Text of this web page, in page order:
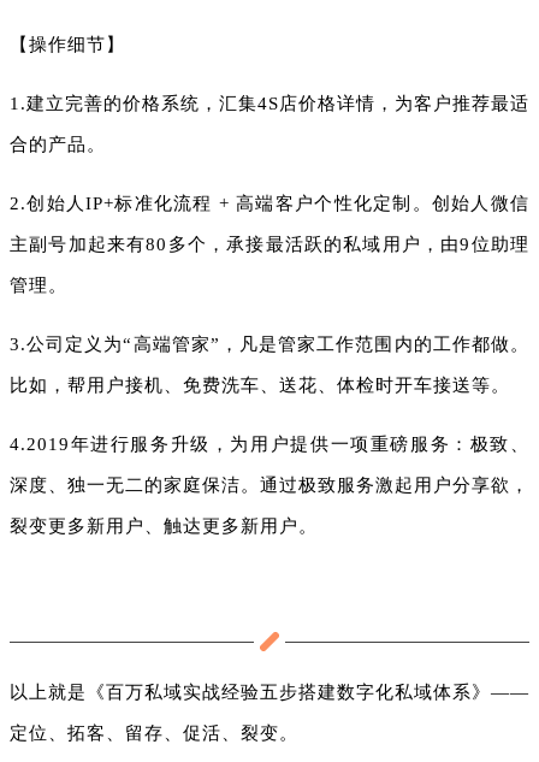
【操作细节】
1.建立完善的价格系统，汇集4S店价格详情，为客户推荐最适
合的产品。
2.创始人IP+标准化流程 + 高端客户个性化定制。创始人微信
主副号加起来有80多个，承接最活跃的私域用户，由9位助理
管理。
3.公司定义为“高端管家”，凡是管家工作范围内的工作都做。
比如，帮用户接机、免费洗车、送花、体检时开车接送等。
4.2019年进行服务升级，为用户提供一项重磅服务：极致、
深度、独一无二的家庭保洁。通过极致服务激起用户分享欲，
裂变更多新用户、触达更多新用户。
以上就是《百万私域实战经验五步搭建数字化私域体系》——
定位、拓客、留存、促活、裂变。